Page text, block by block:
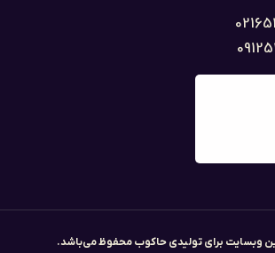
وبسایت برای تولیدی حاکوب محفوظ می‌باشد.